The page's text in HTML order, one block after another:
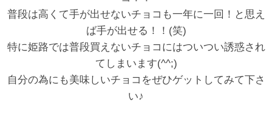
普段は高くて手が出せないチョコも一年に一回！と思え
ば手が出せる！！(笑)
特に姫路では普段買えないチョコにはついつい誘惑され
てしまいます(^^;)
自分の為にも美味しいチョコをぜひゲットしてみて下さ
い♪